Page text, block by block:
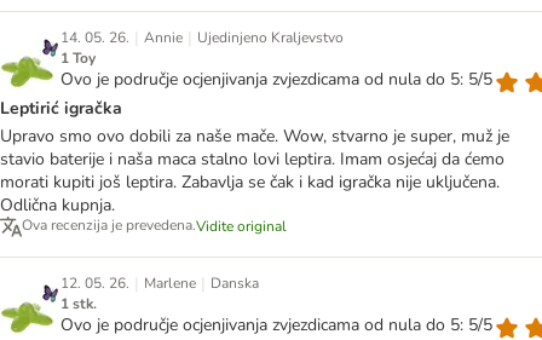
14. 05. 26. | Annie | Ujedinjeno Kraljevstvo
1 Toy
Ovo je područje ocjenjivanja zvjezdicama od nula do 5: 5/5
Leptirić igračka
Upravo smo ovo dobili za naše mače. Wow, stvarno je super, muž je
stavio baterije i naša maca stalno lovi leptira. Imam osjećaj da ćemo
morati kupiti još leptira. Zabavlja se čak i kad igračka nije uključena.
Odlična kupnja.
Ova recenzija je prevedena.Vidite original
12. 05. 26. | Marlene | Danska
1 stk.
Ovo je područje ocjenjivanja zvjezdicama od nula do 5: 5/5